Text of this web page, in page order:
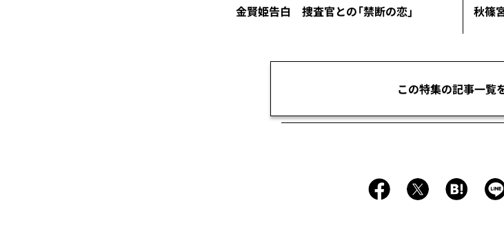
金賢姫告白 捜査官との「禁断の恋」 秋篠
この特集の記事一覧